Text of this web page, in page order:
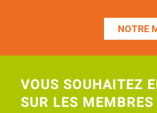
NOTRE
VOUS SOUHAITEZ
SUR LES